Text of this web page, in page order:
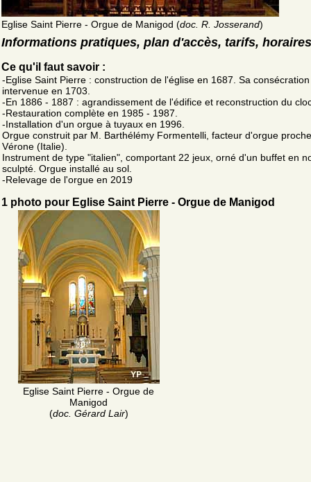
Eglise Saint Pierre - Orgue de Manigod (doc. R. Josserand)
Informations pratiques, plan d'accès, tarifs, horaires
Ce qu'il faut savoir :
-Eglise Saint Pierre : construction de l'église en 1687. Sa
intervenue en 1703.
-En 1886 - 1887 : agrandissement de l'édifice et reconstruction du
-Restauration complète en 1985 - 1987.
-Installation d'un orgue à tuyaux en 1996.
Orgue construit par M. Barthélémy Formentelli, facteur d'orgue
Vérone (Italie).
Instrument de type "italien", comportant 22 jeux, orné d'un buffet en
sculpté. Orgue installé au sol.
-Relevage de l'orgue en 2019
1 photo pour Eglise Saint Pierre - Orgue de Manigod
Eglise Saint Pierre - Orgue de
Manigod
(doc. Gérard Lair)